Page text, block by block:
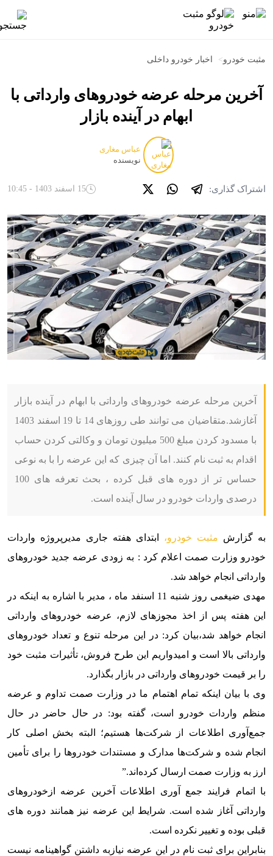
مثبت خودرو> اخبار خودرو داخلی
آخرین مرحله عرضه خودروهای وارداتی با
ابهام در آینده بازار
عباس مغاری
نویسنده
اشتراک گذاری: 15 اسفند 1403 - 10:45
آخرین مرحله عرضه خودروهای وارداتی با ابهام در آینده بازار
آغازشد.متقاضیان می توانند طی روزهای 14 تا 19 اسفند 1403
با مسدود کردن مبلغ 500 میلیون تومان و وکالتی کردن حساب
اقدام به ثبت نام کنند. اما آن چیزی که این عرضه را با به نوعی
حساس تر از دوره های قبل کرده ، بحث تعرفه های 100
درصدی واردات خودرو در سال آینده است.
به گزارش مثبت خودرو، ابتدای هفته جاری مدیرپروژه واردات
خودرو وزارت صمت اعلام کرد : به زودی عرضه جدید خودروهای
وارداتی انجام خواهد شد.
مهدی ضیغمی روز شنبه 11 اسنفد ماه ، مدیر با اشاره به اینکه در
این هفته پس از اخذ مجوزهای لازم، عرضه خودروهای وارداتی
انجام خواهد شد،بیان کرد: در این مرحله تنوع و تعداد خودروهای
وارداتی بالا است و امیدواریم این طرح فروش، تأثیرات مثبت خود
را بر قیمت خودروهای وارداتی در بازار بگذارد.
وی با بیان اینکه تمام اهتمام ما در وزارت صمت تداوم و عرضه
منظم واردات خودرو است، گفته بود: در حال حاضر در حال
جمع‌آوری اطلاعات از شرکت‌ها هستیم؛ البته بخش اصلی کار
انجام شده و شرکت‌ها مدارک و مستندات خودروها را برای تأمین
ارز به وزارت صمت ارسال کرده‌اند.”
با اتمام فرایند جمع آوری اطلاعات آخرین عرضه ازخودروهای
وارداتی آغاز شده است. شرایط این عرضه نیز همانند دوره های
قبلی بوده و تغییر نکرده است.
بنابراین برای ثبت نام در این عرضه نیازبه داشتن گواهینامه نیست